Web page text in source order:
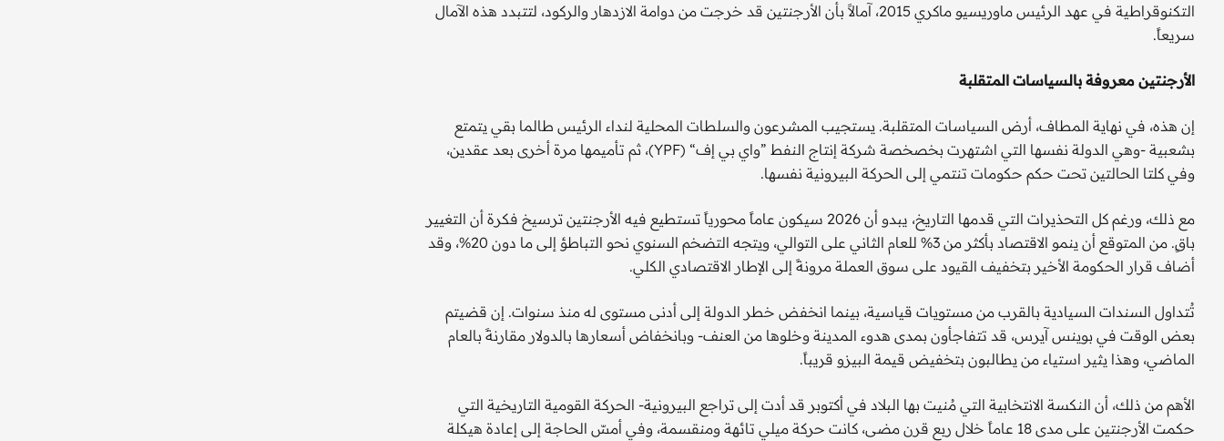
التكنوقراطية في عهد الرئيس ماوريسيو ماكري 2015، آمالاً بأن الأرجنتين قد خرجت من دوامة الازدهار والركود، لتتبدد هذه الآمال
سريعاً.
الأرجنتين معروفة بالسياسات المتقلبة
إن هذه، في نهاية المطاف، أرض السياسات المتقلبة. يستجيب المشرعون والسلطات المحلية لنداء الرئيس طالما بقي يتمتع
بشعبية -وهي الدولة نفسها التي اشتهرت بخصخصة شركة إنتاج النفط ”واي بي إف“ (YPF)، ثم تأميمها مرة أخرى بعد عقدين،
وفي كلتا الحالتين تحت حكم حكومات تنتمي إلى الحركة البيرونية نفسها.
مع ذلك، ورغم كل التحذيرات التي قدمها التاريخ، يبدو أن 2026 سيكون عاماً محورياً تستطيع فيه الأرجنتين ترسيخ فكرة أن التغيير
باقٍ. من المتوقع أن ينمو الاقتصاد بأكثر من 3% للعام الثاني على التوالي، ويتجه التضخم السنوي نحو التباطؤ إلى ما دون 20%، وقد
أضاف قرار الحكومة الأخير بتخفيف القيود على سوق العملة مرونةً إلى الإطار الاقتصادي الكلي.
تُتداول السندات السيادية بالقرب من مستويات قياسية، بينما انخفض خطر الدولة إلى أدنى مستوى له منذ سنوات. إن قضيتم
بعض الوقت في بوينس آيرس، قد تتفاجأون بمدى هدوء المدينة وخلوها من العنف- وبانخفاض أسعارها بالدولار مقارنةً بالعام
الماضي، وهذا يثير استياء من يطالبون بتخفيض قيمة البيزو قريباً.
الأهم من ذلك، أن النكسة الانتخابية التي مُنيت بها البلاد في أكتوبر قد أدت إلى تراجع البيرونية- الحركة القومية التاريخية التي
حكمت الأرجنتين على مدى 18 عاماً خلال ربع قرن مضى، كانت حركة ميلي تائهة ومنقسمة، وفي أمسّ الحاجة إلى إعادة هيكلة